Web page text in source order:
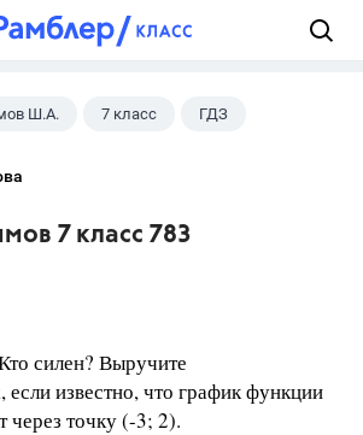
Ш.А. 7 класс ГДЗ
7 класс 783
силен? Выручите
если известно, что график функции
через точку (-3; 2).